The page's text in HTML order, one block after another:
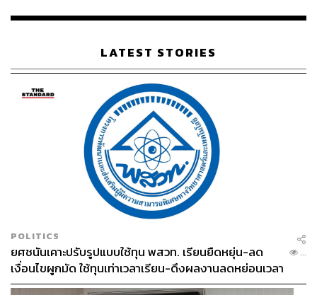
เรือนไทยที่ถูกซุกไว้
LATEST STORIES
POLITICS
ยศชนันเคาะปรับรูปแบบใช้ทุน พสวท. เรียนยืดหยุ่น-ลด
เงื่อนไขผูกมัด ใช้ทุนเท่าเวลาเรียน-ดึงผลงานลดหย่อนเวลา
ดันให้มีผลย้อนหลัง
...